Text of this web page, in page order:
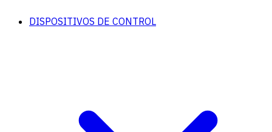
DISPOSITIVOS DE CONTROL